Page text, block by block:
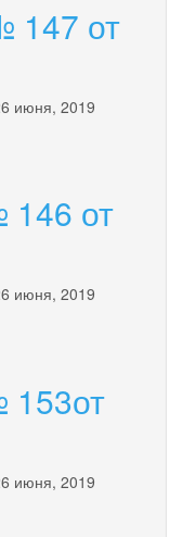
147 от
июня, 2019
146 от
июня, 2019
153от
июня, 2019